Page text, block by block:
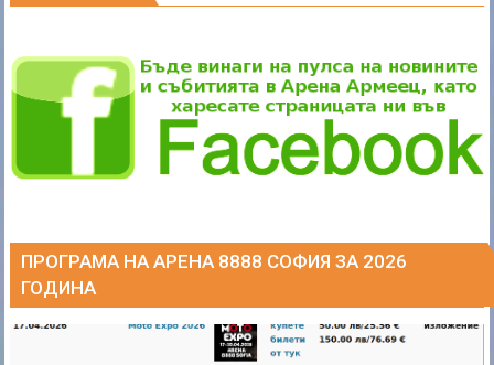
ПРОГРАМА НА АРЕНА 8888 СОФИЯ ЗА 2026
ГОДИНА